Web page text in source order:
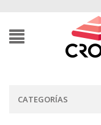
CATEGORÍAS